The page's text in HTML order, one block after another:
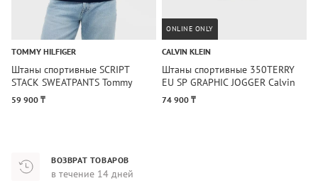
TOMMY HILFIGER
Штаны спортивные SCRIPT
STACK SWEATPANTS Tommy
Hilfiger
59 900 ₸
ONLINE ONLY
CALVIN KLEIN
Штаны спортивные 350TERRY
EU SP GRAPHIC JOGGER Calvin
Klein
74 900 ₸
ВОЗВРАТ ТОВАРОВ
в течение 14 дней